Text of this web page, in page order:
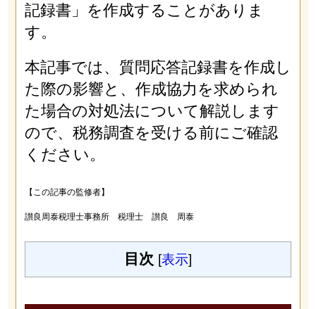
記録書」を作成することがありま
す。
本記事では、質問応答記録書を作成し
た際の影響と、作成協力を求められ
た場合の対処法について解説します
ので、税務調査を受ける前にご確認
ください。
【この記事の監修者】
讃良周泰税理士事務所 税理士 讃良 周泰
目次 [表示]